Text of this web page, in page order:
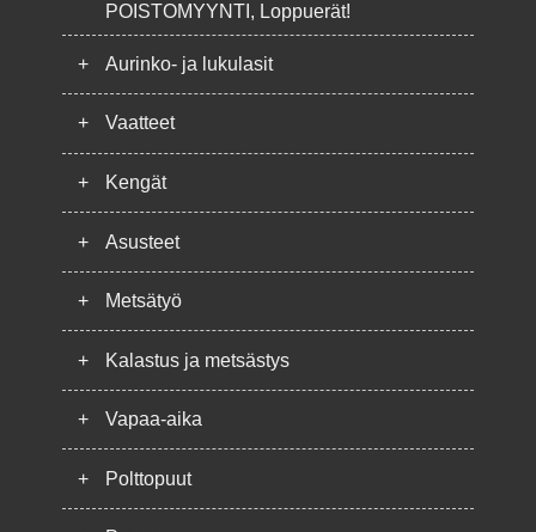
POISTOMYYNTI, Loppuerät!
+ Aurinko- ja lukulasit
+ Vaatteet
+ Kengät
+ Asusteet
+ Metsätyö
+ Kalastus ja metsästys
+ Vapaa-aika
+ Polttopuut